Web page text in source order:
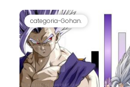
categoria-Gohan.